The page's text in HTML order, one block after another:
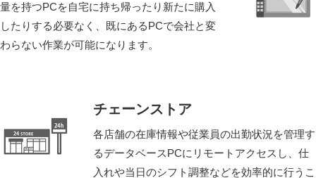
量を持つPCを自宅に持ち帰ったり新たに購入
したりする必要なく、既にあるPCで会社と変
わらない作業が可能になります。
チェーンストア
各店舗の在庫情報や従業員の出勤状況を管理す
るデータベースPCにリモートアクセスし、仕
入れや当日のシフト調整などを効率的に行うこ